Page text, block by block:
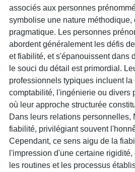
associés aux personnes
symbolise une nature méthodique,
pragmatique. Les personnes
abordent généralement les défis
et fiabilité, et s'épanouissent dans
le souci du détail est primordial.
professionnels typiques incluent la
comptabilité, l'ingénierie ou divers
où leur approche structurée
Dans leurs relations personnelles,
fiabilité, privilégiant souvent
Cependant, ce sens aigu de la
l'impression d'une certaine
les routines et les processus